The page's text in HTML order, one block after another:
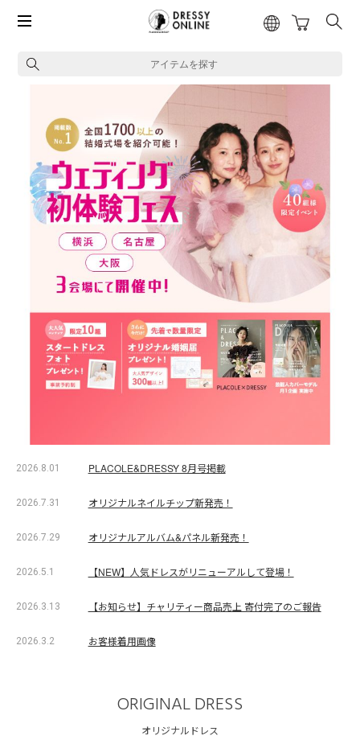
アイテムを探す
2026.8.01 PLACOLE&DRESSY 8月号掲載
2026.7.31 オリジナルネイルチップ新発売！
2026.7.29 オリジナルアルバム&パネル新発売！
2026.5.1 【NEW】人気ドレスがリニューアルして登場！
2026.3.13 【お知らせ】チャリティー商品売上 寄付完了のご報告
2026.3.2 お客様着用画像
ORIGINAL DRESS
オリジナルドレス